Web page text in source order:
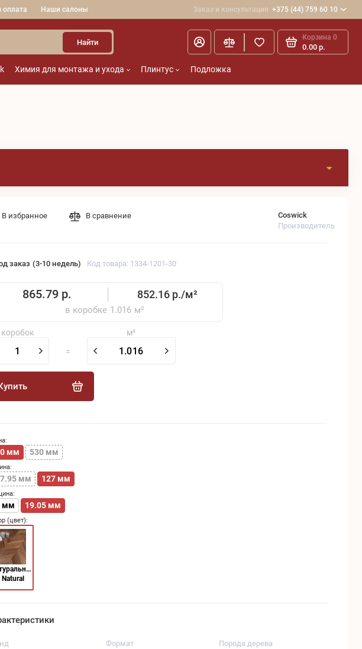
оплата Наши салоны Заказ и консультация +375 (44) 759 60 10
Найти
Корзина 0
0.00 р.
Химия для монтажа и ухода Плинтус Подложка
заказ (3-10 недель) Код товара: 1334-1201-30
Coswick
Производитель
865.79 р. 852.16 р./м²
в коробке 1.016 м²
коробок
=
м²
В избранное В сравнение
Формат Порода дерева
мм 530 мм
мм 127 мм
мм 19.05 мм
(цвет):
Natural